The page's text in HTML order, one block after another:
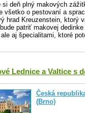
si deň plný makových
všetko o pestovaní a
hrad Kreuzenstein, ktorý
patriť makovej
aj špecialitami, ktoré
Lednice a Valtice s
Česká
(Brno)